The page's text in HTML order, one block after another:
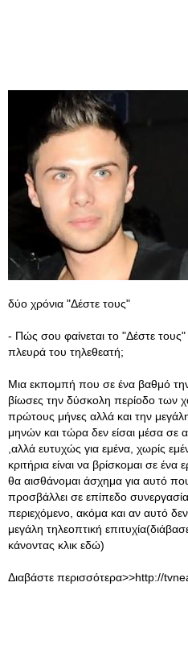
δύο χρόνια "Δέστε τους"
- Πώς σου φαίνεται το "Δέστε
πλευρά του τηλεθεατή;
Μια εκπομπή που σε ένα βαθμό την
βίωσες την δύσκολη περίοδο των
πρώτους μήνες αλλά και την
μηνών και τώρα δεν είσαι μέσα σε
,αλλά ευτυχώς για εμένα, χωρίς
κριτήρια είναι να βρίσκομαι σε
θα αισθάνομαι άσχημα για αυτό
προσβάλλει σε επίπεδο
περιεχόμενο, ακόμα και αν αυτό
μεγάλη τηλεοπτική
κάνοντας κλικ εδώ)
Διαβάστε περισσότερα>>http://